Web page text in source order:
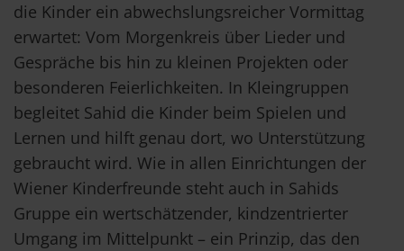
die Kinder ein abwechslungsreicher Vormittag
erwartet: Vom Morgenkreis über Lieder und
Gespräche bis hin zu kleinen Projekten oder
besonderen Feierlichkeiten. In Kleingruppen
begleitet Sahid die Kinder beim Spielen und
Lernen und hilft genau dort, wo Unterstützung
gebraucht wird. Wie in allen Einrichtungen der
Wiener Kinderfreunde steht auch in Sahids
Gruppe ein wertschätzender, kindzentrierter
Umgang im Mittelpunkt – ein Prinzip, das den